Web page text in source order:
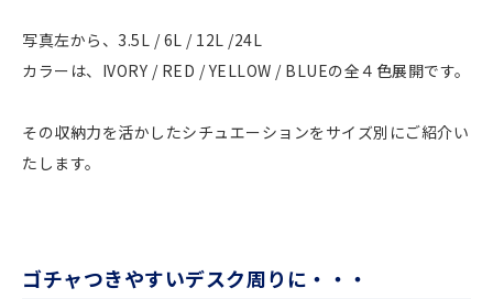
写真左から、3.5L / 6L / 12L /24L
カラーは、IVORY / RED / YELLOW / BLUEの全４色展開です。
その収納力を活かしたシチュエーションをサイズ別にご紹介い
たします。
ゴチャつきやすいデスク周りに・・・